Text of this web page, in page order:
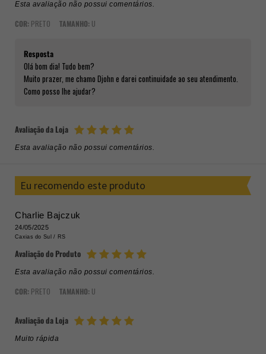
Esta avaliação não possui comentários.
COR: PRETO TAMANHO: U
Resposta
Olá bom dia! Tudo bem?
Muito prazer, me chamo Djohn e darei continuidade ao seu atendimento.
Como posso lhe ajudar?
Avaliação da Loja
Esta avaliação não possui comentários.
Eu recomendo este produto
Charlie Bajczuk
24/05/2025
Caxias do Sul / RS
Avaliação do Produto
Esta avaliação não possui comentários.
COR: PRETO TAMANHO: U
Avaliação da Loja
Muito rápida